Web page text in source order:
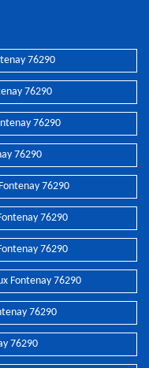
76290
76290
76290
76290
76290
76290
76290
Fontenay 76290
76290
76290